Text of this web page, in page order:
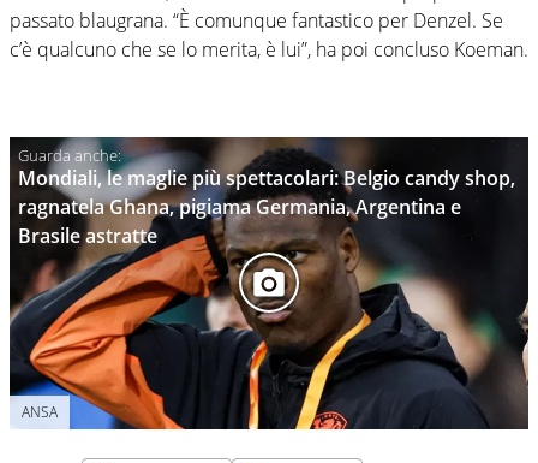
passato blaugrana. “È comunque fantastico per Denzel. Se
c’è qualcuno che se lo merita, è lui”, ha poi concluso Koeman.
Mondiali, le maglie più spettacolari: Belgio candy shop,
ragnatela Ghana, pigiama Germania, Argentina e
Brasile astratte
ANSA